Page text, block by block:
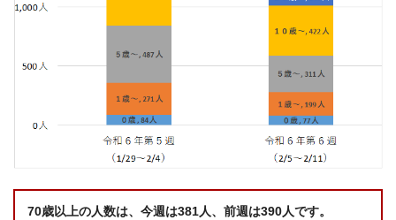
70歳以上の人数は、今週は381人、前週は390人です。